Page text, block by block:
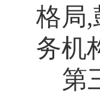
格局,
务机
第